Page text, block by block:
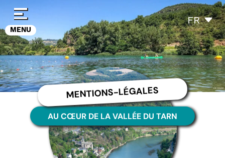
MENU
FR
MENTIONS-LÉGALES
AU CŒUR DE LA VALLÉE DU TARN